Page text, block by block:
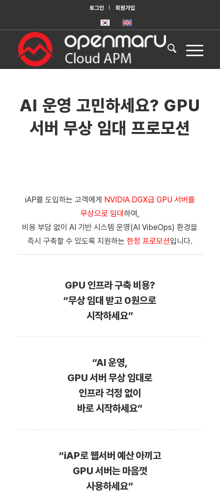
로그인 회원가입
AI 운영 고민하세요? GPU
서버 무상 임대 프로모션
iAP를 도입하는 고객에게 NVIDIA DGX급 GPU 서버를
무상으로 임대하여,
비용 부담 없이 AI 기반 시스템 운영(AI VibeOps) 환경을
즉시 구축할 수 있도록 지원하는 한정 프로모션입니다.
GPU 인프라 구축 비용?
“무상 임대 받고 0원으로
시작하세요”
“AI 운영,
GPU 서버무상 임대로
인프라 걱정 없이
바로 시작하세요”
“iAP로 웹서버 예산 아끼고
GPU 서버는 마음껏
사용하세요”